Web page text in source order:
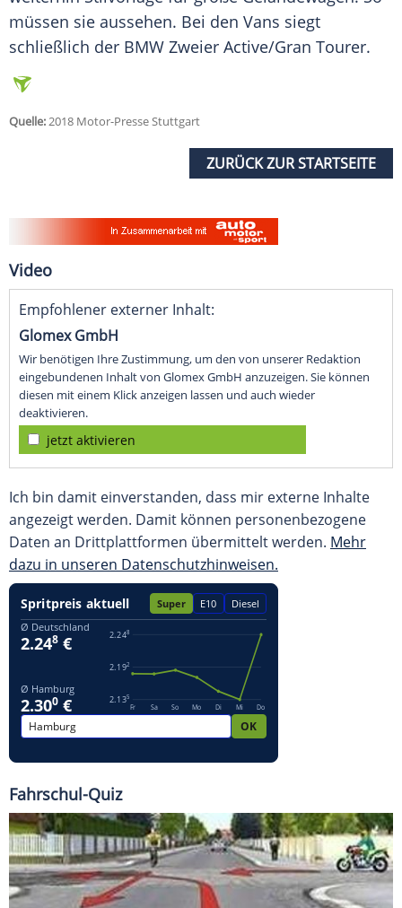
müssen sie aussehen. Bei den Vans siegt
schließlich der BMW Zweier Active/Gran Tourer.
Quelle:2018 Motor-Presse Stuttgart
ZURÜCK ZUR STARTSEITE
Video
Empfohlener externer Inhalt:
Glomex GmbH
Wir benötigen Ihre Zustimmung, um den von unserer Redaktion
eingebundenen Inhalt von Glomex GmbH anzuzeigen. Sie können
diesen mit einem Klick anzeigen lassen und auch wieder
deaktivieren.
jetzt aktivieren
Ich bin damit einverstanden, dass mir externe Inhalte
angezeigt werden. Damit können personenbezogene
Daten an Drittplattformen übermittelt werden. Mehr
dazu in unseren Datenschutzhinweisen.
Fahrschul-Quiz